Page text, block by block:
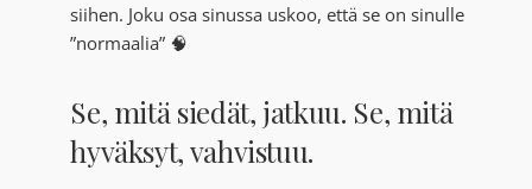
siihen. Joku osa sinussa uskoo, että se on sinulle
”normaalia” 🧠
Se, mitä siedät, jatkuu. Se, mitä
hyväksyt, vahvistuu.